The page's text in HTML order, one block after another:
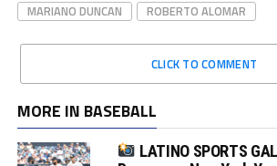
MARIANO DUNCAN
ROBERTO ALOMAR
CLICK TO COMMENT
MORE IN BASEBALL
LATINO SPORTS